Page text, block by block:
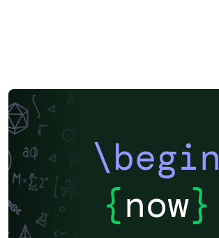
\begin
{now}